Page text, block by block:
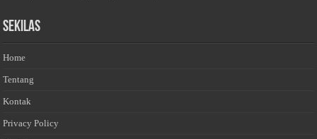
Sekilas
Home
Tentang
Kontak
Privacy Policy